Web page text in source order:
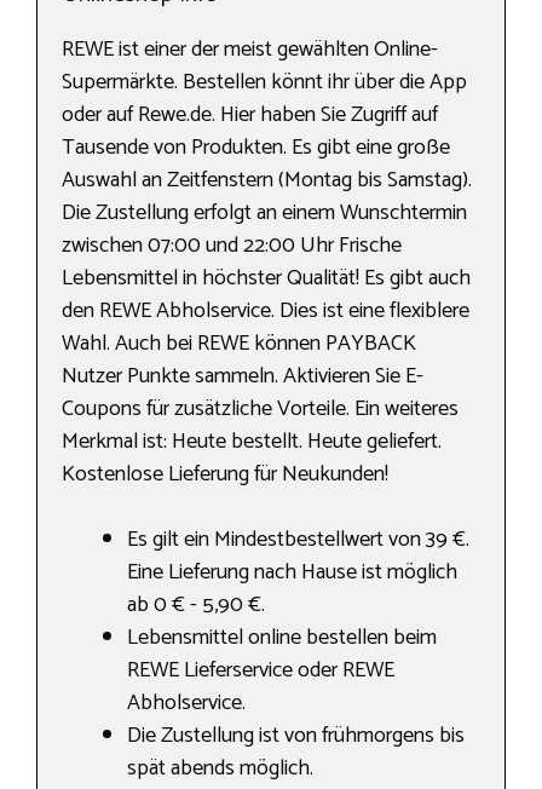
REWE ist einer der meist gewählten Online-
Supermärkte. Bestellen könnt ihr über die App
oder auf Rewe.de. Hier haben Sie Zugriff auf
Tausende von Produkten. Es gibt eine große
Auswahl an Zeitfenstern (Montag bis Samstag).
Die Zustellung erfolgt an einem Wunschtermin
zwischen 07:00 und 22:00 Uhr Frische
Lebensmittel in höchster Qualität! Es gibt auch
den REWE Abholservice. Dies ist eine flexiblere
Wahl. Auch bei REWE können PAYBACK
Nutzer Punkte sammeln. Aktivieren Sie E-
Coupons für zusätzliche Vorteile. Ein weiteres
Merkmal ist: Heute bestellt. Heute geliefert.
Kostenlose Lieferung für Neukunden!
Es gilt ein Mindestbestellwert von 39 €.
Eine Lieferung nach Hause ist möglich
ab 0 € - 5,90 €.
Lebensmittel online bestellen beim
REWE Lieferservice oder REWE
Abholservice.
Die Zustellung ist von frühmorgens bis
spät abends möglich.